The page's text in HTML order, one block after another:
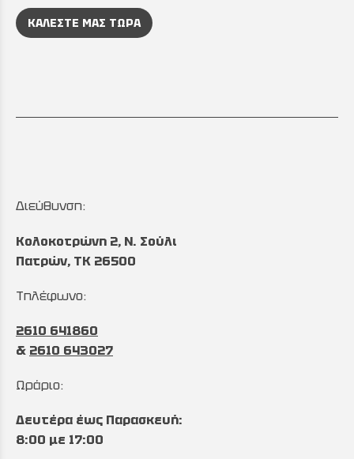
ΚΑΛΕΣΤΕ ΜΑΣ ΤΩΡΑ
Διεύθυνση:
Κολοκοτρώνη 2, Ν. Σούλι
Πατρών, TK 26500
Τηλέφωνο:
2610 641860
& 2610 643027
Ωράριο:
Δευτέρα έως Παρασκευή:
8:00 με 17:00